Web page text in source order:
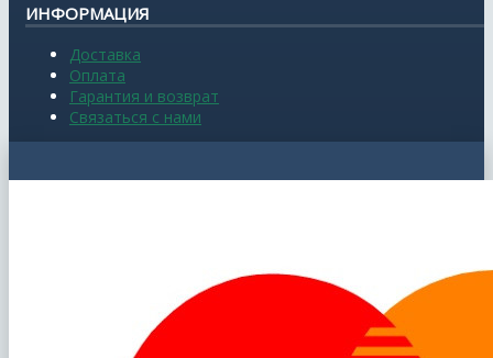
ИНФОРМАЦИЯ
Доставка
Оплата
Гарантия и возврат
Связаться с нами